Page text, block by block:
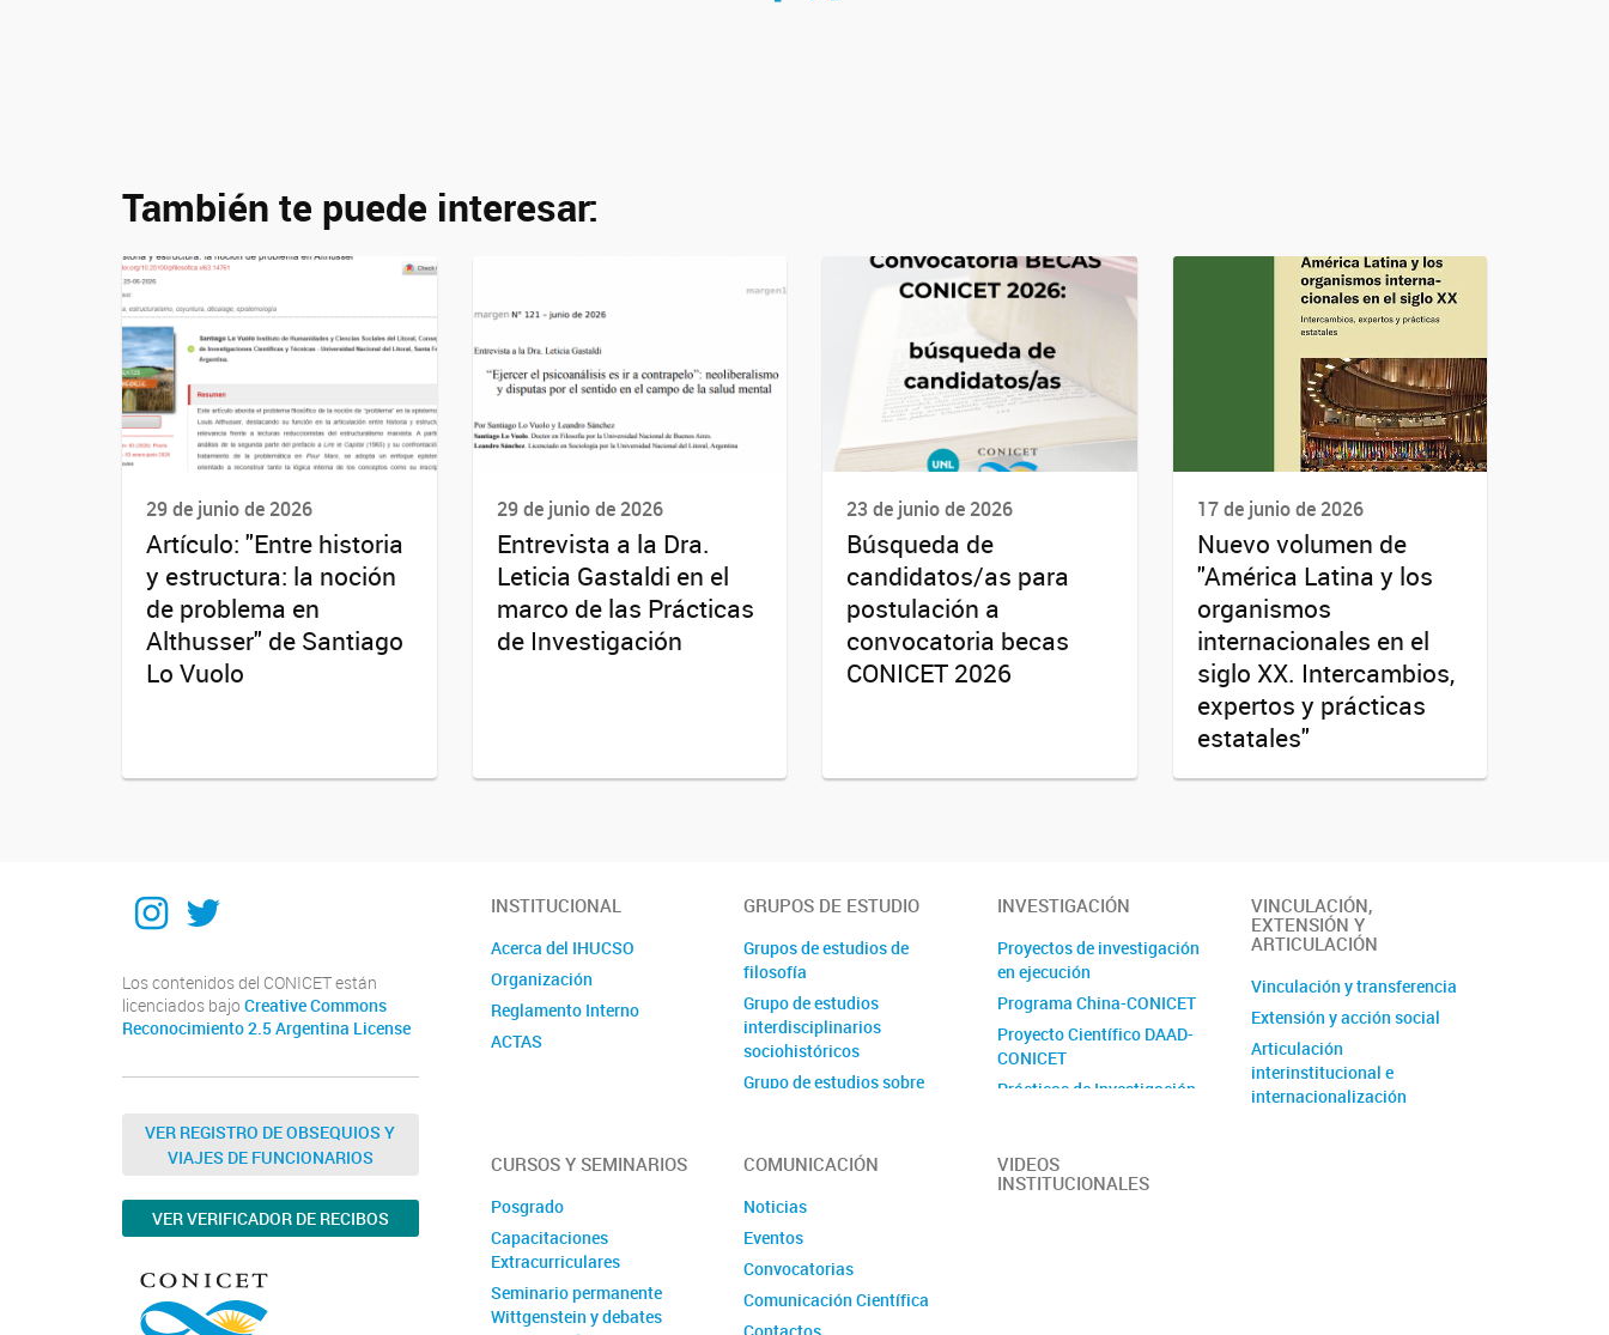
También te puede interesar:
29 de junio de 2026
Artículo: "Entre historia
y estructura: la noción
de problema en
Althusser" de Santiago
Lo Vuolo
29 de junio de 2026
Entrevista a la Dra.
Leticia Gastaldi en el
marco de las Prácticas
de Investigación
23 de junio de 2026
Búsqueda de
candidatos/as para
postulación a
convocatoria becas
CONICET 2026
17 de junio de 2026
Nuevo volumen de
"América Latina y los
organismos
internacionales en el
siglo XX. Intercambios,
expertos y prácticas
estatales"
Instagram
Twitter
Los contenidos del CONICET están
licenciados bajo Creative Commons
Reconocimiento 2.5 Argentina License
VER REGISTRO DE OBSEQUIOS Y
VIAJES DE FUNCIONARIOS
VER VERIFICADOR DE RECIBOS
INSTITUCIONAL
Acerca del IHUCSO
Organización
Reglamento Interno
ACTAS
GRUPOS DE ESTUDIO
Grupos de estudios de
filosofía
Grupo de estudios
interdisciplinarios
sociohistóricos
Grupo de estudios sobre
estado, espacio y desarrollo
género, trabajo e innovación
Grupo de estudios sobre
institucionalización,
internacionalización y
INVESTIGACIÓN
Proyectos de investigación
en ejecución
Programa China-CONICET
Proyecto Científico DAAD-
CONICET
Prácticas de Investigación
VINCULACIÓN,
EXTENSIÓN Y
ARTICULACIÓN
Vinculación y transferencia
Extensión y acción social
Articulación
interinstitucional e
internacionalización
CURSOS Y SEMINARIOS
Posgrado
Capacitaciones
Extracurriculares
Seminario permanente
Wittgenstein y debates
COMUNICACIÓN
Noticias
Eventos
Convocatorias
Comunicación Científica
Contactos
VIDEOS
INSTITUCIONALES